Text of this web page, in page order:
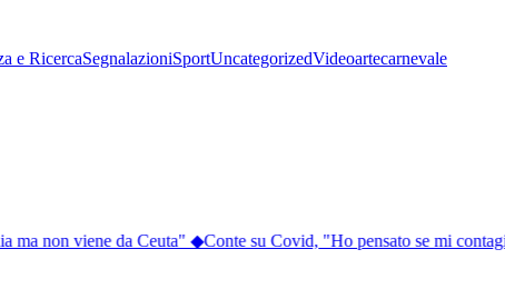
e RicercaSegnalazioniSportUncategorizedVideoartecarnevale
ma non viene da Ceuta"◆Conte su Covid, "Ho pensato se mi